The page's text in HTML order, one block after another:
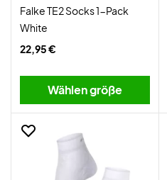
Falke TE2 Socks 1-Pack
White
22,95 €
Wählen größe